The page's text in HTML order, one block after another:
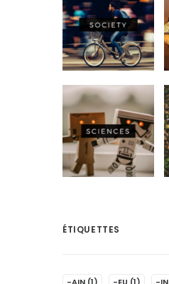
ÉTIQUETTES
-AIN (1) -EU (1) -IN